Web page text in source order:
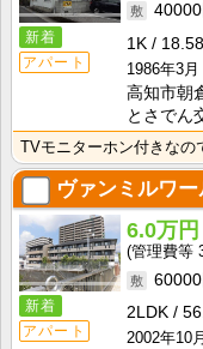
新着
アパート
40000
1K
1986年3月
高知市朝
とさでん
ヴァンミルワー
新着
アパート
6.0万円
60000
2LDK
2002年10月